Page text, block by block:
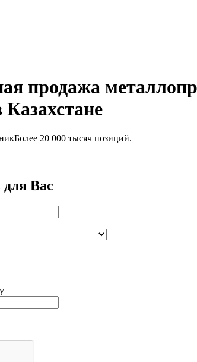
продажа
Более 20 000 тысяч позиций.
для Вас